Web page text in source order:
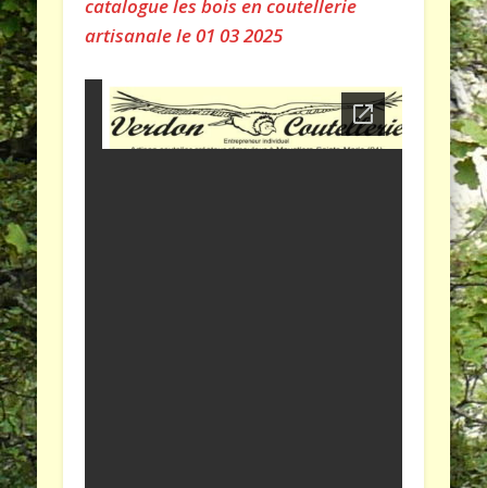
catalogue les bois en coutellerie
artisanale le 01 03 2025